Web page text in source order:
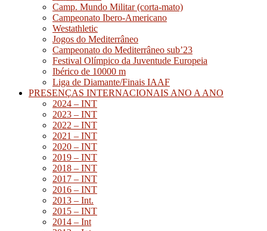
Camp. Mundo Militar (corta-mato)
Campeonato Ibero-Americano
Westathletic
Jogos do Mediterrâneo
Campeonato do Mediterrâneo sub’23
Festival Olímpico da Juventude Europeia
Ibérico de 10000 m
Liga de Diamante/Finais IAAF
PRESENÇAS INTERNACIONAIS ANO A ANO
2024 – INT
2023 – INT
2022 – INT
2021 – INT
2020 – INT
2019 – INT
2018 – INT
2017 – INT
2016 – INT
2013 – Int.
2015 – INT
2014 – Int